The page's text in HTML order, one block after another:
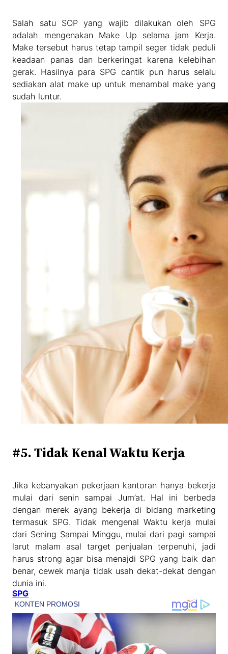
Salah satu SOP yang wajib dilakukan oleh SPG
adalah mengenakan Make Up selama jam Kerja.
Make tersebut harus tetap tampil seger tidak peduli
keadaan panas dan berkeringat karena kelebihan
gerak. Hasilnya para SPG cantik pun harus selalu
sediakan alat make up untuk menambal make yang
sudah luntur.
#5. Tidak Kenal Waktu Kerja
Jika kebanyakan pekerjaan kantoran hanya bekerja
mulai dari senin sampai Jum’at. Hal ini berbeda
dengan merek ayang bekerja di bidang marketing
termasuk SPG. Tidak mengenal Waktu kerja mulai
dari Sening Sampai Minggu, mulai dari pagi sampai
larut malam asal target penjualan terpenuhi, jadi
harus strong agar bisa menajdi SPG yang baik dan
benar, cewek manja tidak usah dekat-dekat dengan
dunia ini.
SPG